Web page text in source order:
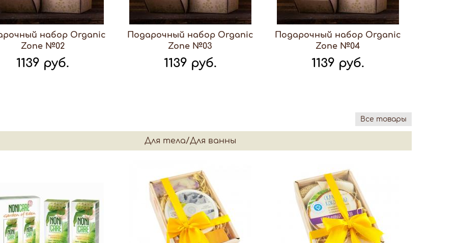
набор Organic
Zone №02
1139 руб.
Подарочный набор Organic
Zone №03
1139 руб.
Подарочный набор Organic
Zone №04
1139 руб.
Все товары
Для тела/Для ванны